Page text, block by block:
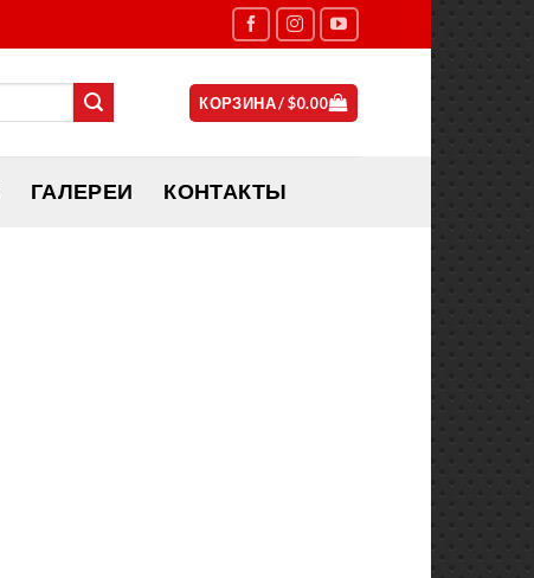
КОРЗИНА /$0.00
ГАЛЕРЕИ КОНТАКТЫ